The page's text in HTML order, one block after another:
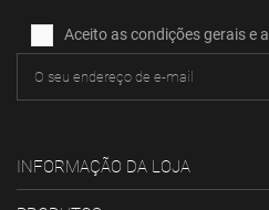
Aceito as condições gerais e
INFORMAÇÃO DA LOJA